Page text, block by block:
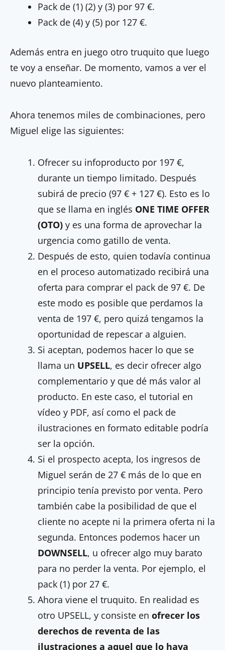
Pack de (1) (2) y (3) por 97 €.
Pack de (4) y (5) por 127 €.
Además entra en juego otro truquito que luego
te voy a enseñar. De momento, vamos a ver el
nuevo planteamiento.
Ahora tenemos miles de combinaciones, pero
Miguel elige las siguientes:
Ofrecer su infoproducto por 197 €,
durante un tiempo limitado. Después
subirá de precio (97 € + 127 €). Esto es lo
que se llama en inglés ONE TIME OFFER
(OTO)y es una forma de aprovechar la
urgencia como gatillo de venta.
Después de esto, quien todavía continua
en el proceso automatizado recibirá una
oferta para comprar el pack de 97 €. De
este modo es posible que perdamos la
venta de 197 €, pero quizá tengamos la
oportunidad de repescar a alguien.
Si aceptan, podemos hacer lo que se
llama un UPSELL, es decir ofrecer algo
complementario y que dé más valor al
producto. En este caso, el tutorial en
vídeo y PDF, así como el pack de
ilustraciones en formato editable podría
ser la opción.
Si el prospecto acepta, los ingresos de
Miguel serán de 27 € más de lo que en
principio tenía previsto por venta. Pero
también cabe la posibilidad de que el
cliente no acepte ni la primera oferta ni la
segunda. Entonces podemos hacer un
DOWNSELL, u ofrecer algo muy barato
para no perder la venta. Por ejemplo, el
pack (1) por 27 €.
Ahora viene el truquito. En realidad es
otro UPSELL, y consiste en ofrecer los
derechos de reventa de las
ilustraciones a aquel que lo haya